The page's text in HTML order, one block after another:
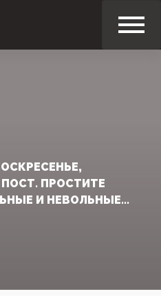
ПРОСТИТЕ
И НЕВОЛЬНЫЕ...